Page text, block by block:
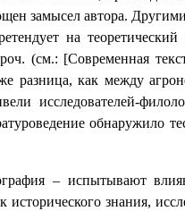
замысел автора.
на
(см.: [Современная
разница, как между
исследователей-
обнаружило
– испытывают
знания,